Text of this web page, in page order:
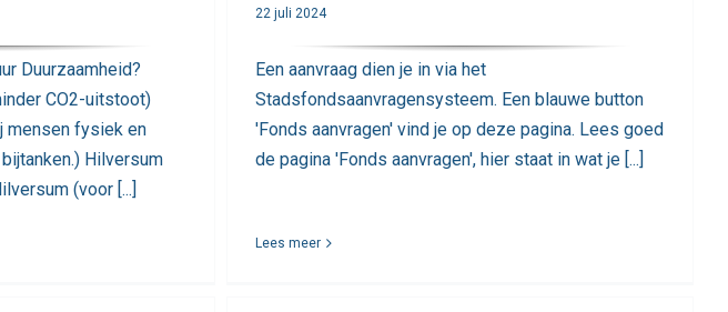
Duurzaamheid?
CO2-uitstoot)
mensen fysiek en
Hilversum
(voor [...]
22 juli 2024
Een aanvraag dien je in via het
Stadsfondsaanvragensysteem. Een blauwe button
'Fonds aanvragen' vind je op deze pagina. Lees goed
de pagina 'Fonds aanvragen', hier staat in wat je [...]
Lees meer